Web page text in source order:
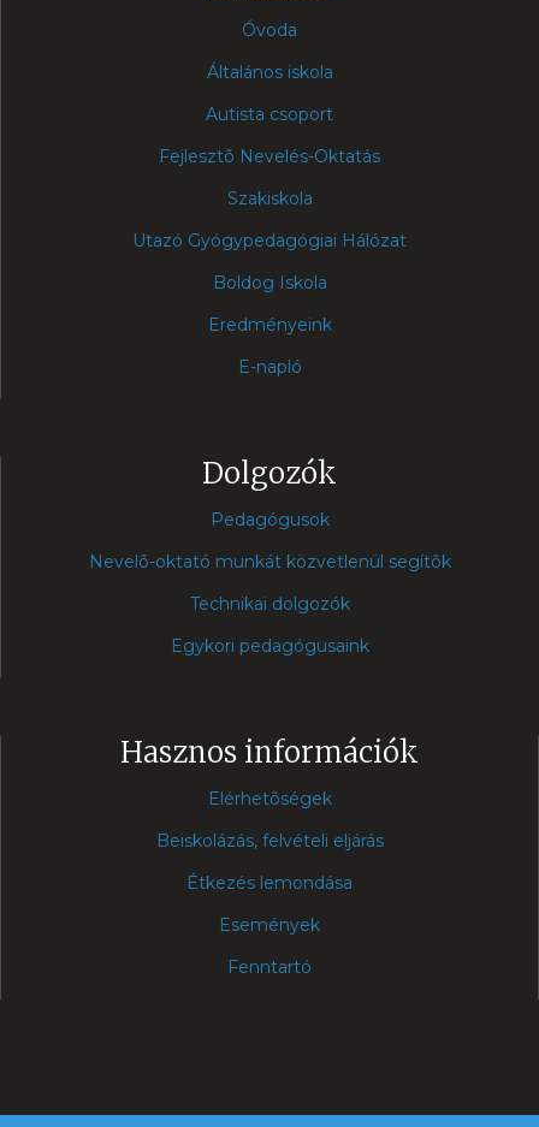
Óvoda
Általános iskola
Autista csoport
Fejlesztõ Nevelés-Oktatás
Szakiskola
Utazó Gyógypedagógiai Hálózat
Boldog Iskola
Eredményeink
E-napló
Dolgozók
Pedagógusok
Nevelõ-oktató munkát közvetlenül segítõk
Technikai dolgozók
Egykori pedagógusaink
Hasznos információk
Elérhetõségek
Beiskolázás, felvételi eljárás
Étkezés lemondása
Események
Fenntartó